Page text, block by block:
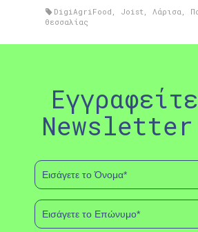
DigiAgriFood , Joist,Λάρισα,
Θεσσαλίας